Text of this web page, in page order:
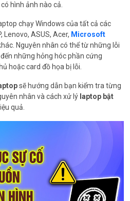
hình ảnh nào cả.
chạy Windows của tất cả các
Lenovo, ASUS, Acer, Microsoft
Nguyên nhân có thể từ những lỗi
những hỏng hóc phần cứng
hoặc card đồ họa bị lỗi.
sẽ hướng dẫn bạn kiểm tra từng
nhân và cách xử lý laptop bật
quả.